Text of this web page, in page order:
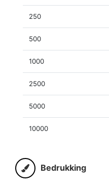
250
500
1000
2500
5000
10000
Bedrukking